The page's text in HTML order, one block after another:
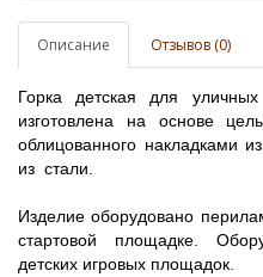
Описание Отзывов (0)
Горка детская для
изготовлена на основе
облицованного накладками
из стали.
Изделие оборудовано
стартовой площадке.
детских игровых площадок.